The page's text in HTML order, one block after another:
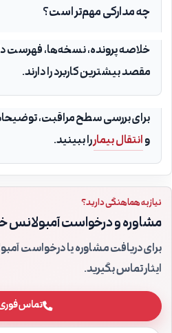
چه مدارکی مهم‌تر است؟
خلاصه پرونده، نسخه‌ها، فهرست
مقصد بیشترین کاربرد را دارند.
برای بررسی سطح مراقبت،
وانتقال بیماررا ببینید.
نیاز به هماهنگی دارید؟
مشاوره و درخواست
برای دریافت مشاوره یا درخواست
ایثار تماس بگیرید.
تماس